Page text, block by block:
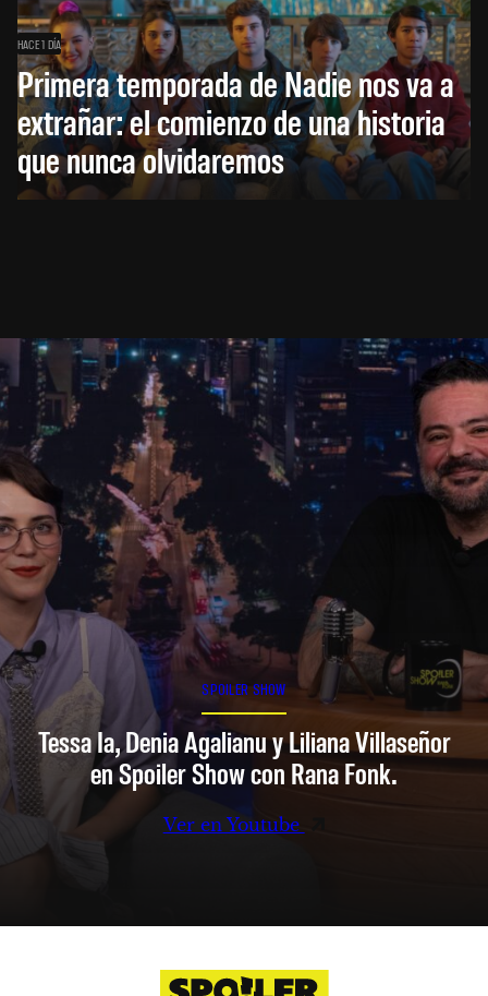
HACE 1 DÍA
Primera temporada de Nadie nos va a
extrañar: el comienzo de una historia
que nunca olvidaremos
SPOILER SHOW
Tessa Ia, Denia Agalianu y Liliana Villaseñor
en Spoiler Show con Rana Fonk.
Ver en Youtube